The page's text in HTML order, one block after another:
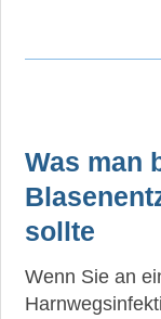
Was man
sollte
Wenn Sie an